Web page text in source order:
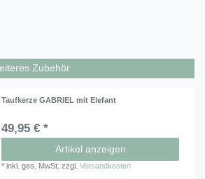
Zubehör
Taufkerze GABRIEL mit Elefant
49,95 € *
Artikel anzeigen
*inkl. ges. MwSt. zzgl.Versandkosten